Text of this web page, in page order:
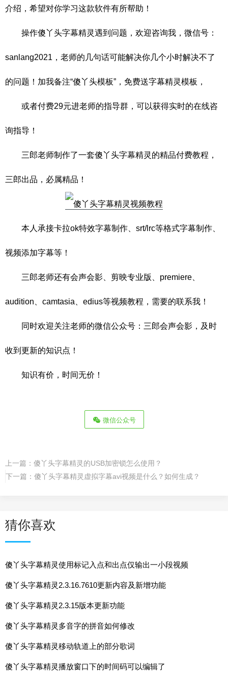
介绍，希望对你学习这款软件有所帮助！
操作傻丫头字幕精灵遇到问题，欢迎咨询我，微信号：
sanlang2021，老师的几句话可能解决你几个小时解决不了
的问题！加我备注“傻丫头模板”，免费送字幕精灵模板，
或者付费29元进老师的指导群，可以获得实时的在线咨
询指导！
三郎老师制作了一套傻丫头字幕精灵的精品付费教程，
三郎出品，必属精品！
本人承接卡拉ok特效字幕制作、srt/lrc等格式字幕制作、
视频添加字幕等！
三郎老师还有会声会影、剪映专业版、premiere、
audition、camtasia、edius等视频教程，需要的联系我！
同时欢迎关注老师的微信公众号：三郎会声会影，及时
收到更新的知识点！
知识有价，时间无价！
微信公众号
上一篇： 傻丫头字幕精灵的USB加密锁怎么使用？
下一篇： 傻丫头字幕精灵虚拟字幕avi视频是什么？如何生成？
猜你喜欢
傻丫头字幕精灵使用标记入点和出点仅输出一小段视频
傻丫头字幕精灵2.3.16.7610更新内容及新增功能
傻丫头字幕精灵2.3.15版本更新功能
傻丫头字幕精灵多音字的拼音如何修改
傻丫头字幕精灵移动轨道上的部分歌词
傻丫头字幕精灵播放窗口下的时间码可以编辑了